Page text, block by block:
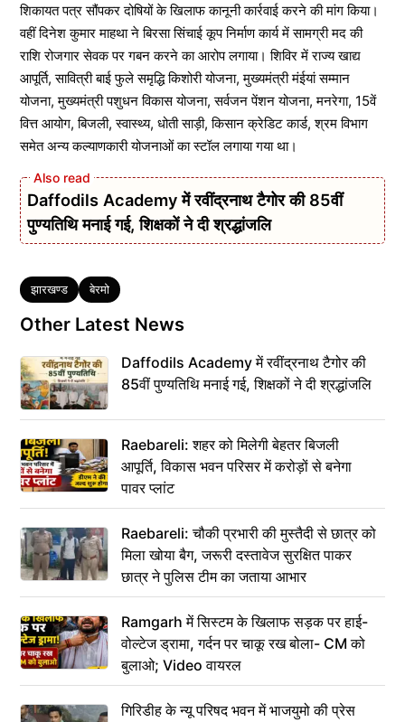
शिकायत पत्र सौंपकर दोषियों के खिलाफ कानूनी कार्रवाई करने की मांग किया।
वहीं दिनेश कुमार माहथा ने बिरसा सिंचाई कूप निर्माण कार्य में सामग्री मद की
राशि रोजगार सेवक पर गबन करने का आरोप लगाया। शिविर में राज्य खाद्य
आपूर्ति, सावित्री बाई फुले समृद्धि किशोरी योजना, मुख्यमंत्री मंईयां सम्मान
योजना, मुख्यमंत्री पशुधन विकास योजना, सर्वजन पेंशन योजना, मनरेगा, 15वें
वित्त आयोग, बिजली, स्वास्थ्य, धोती साड़ी, किसान क्रेडिट कार्ड, श्रम विभाग
समेत अन्य कल्याणकारी योजनाओं का स्टॉल लगाया गया था।
Daffodils Academy में रवींद्रनाथ टैगोर की 85वीं
पुण्यतिथि मनाई गई, शिक्षकों ने दी श्रद्धांजलि
Tags
झारखण्ड बेरमो
Other Latest News
Daffodils Academy में रवींद्रनाथ टैगोर की
85वीं पुण्यतिथि मनाई गई, शिक्षकों ने दी श्रद्धांजलि
Raebareli: शहर को मिलेगी बेहतर बिजली
आपूर्ति, विकास भवन परिसर में करोड़ों से बनेगा
पावर प्लांट
Raebareli: चौकी प्रभारी की मुस्तैदी से छात्र को
मिला खोया बैग, जरूरी दस्तावेज सुरक्षित पाकर
छात्र ने पुलिस टीम का जताया आभार
Ramgarh में सिस्टम के खिलाफ सड़क पर हाई-
वोल्टेज ड्रामा, गर्दन पर चाकू रख बोला- CM को
बुलाओ; Video वायरल
गिरिडीह के न्यू परिषद भवन में भाजयुमो की प्रेस